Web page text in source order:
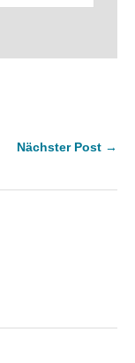
Nächster Post →